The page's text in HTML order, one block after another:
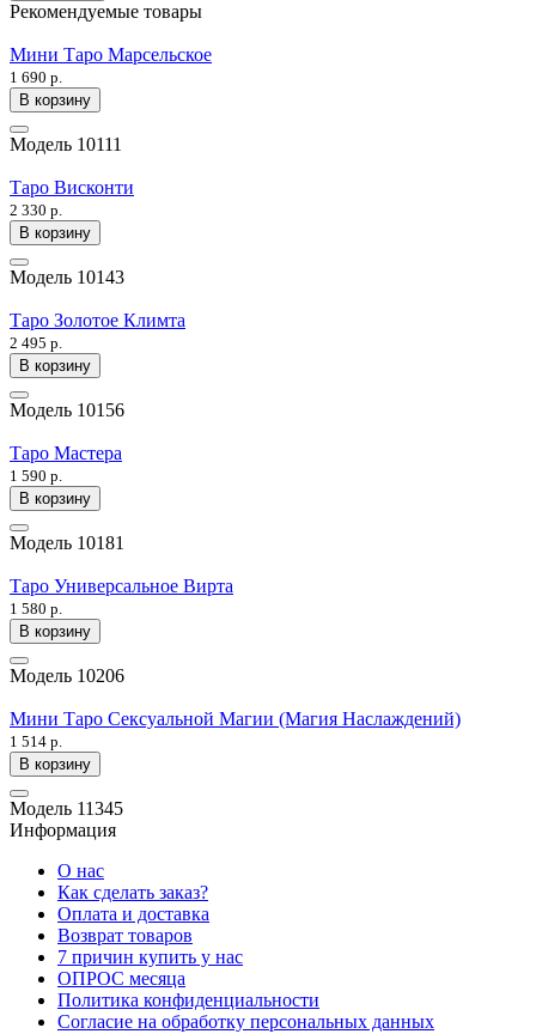
Рекомендуемые товары
Мини Таро Марсельское
1 690 р.
В корзину
Модель 10111
Таро Висконти
2 330 р.
В корзину
Модель 10143
Таро Золотое Климта
2 495 р.
В корзину
Модель 10156
Таро Мастера
1 590 р.
В корзину
Модель 10181
Таро Универсальное Вирта
1 580 р.
В корзину
Модель 10206
Мини Таро Сексуальной Магии (Магия Наслаждений)
1 514 р.
В корзину
Модель 11345
Информация
О нас
Как сделать заказ?
Оплата и доставка
Возврат товаров
7 причин купить у нас
ОПРОС месяца
Политика конфиденциальности
Согласие на обработку персональных данных